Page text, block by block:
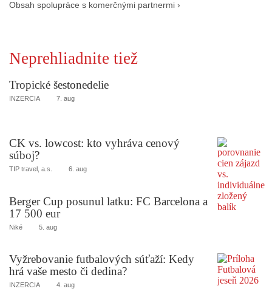
Obsah spolupráce s komerčnými partnermi ›
Neprehliadnite tiež
Tropické šestonedelie
INZERCIA 7. aug
CK vs. lowcost: kto vyhráva cenový
súboj?
TIP travel, a.s. 6. aug
Berger Cup posunul latku: FC Barcelona a
17 500 eur
Niké 5. aug
Vyžrebovanie futbalových súťaží: Kedy
hrá vaše mesto či dedina?
INZERCIA 4. aug